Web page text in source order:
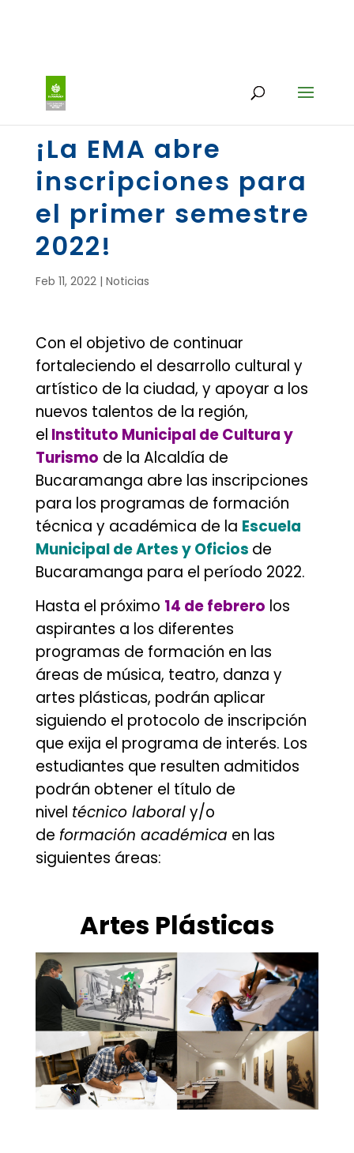
¡La EMA abre
inscripciones para
el primer semestre
2022!
Feb 11, 2022| Noticias
Con el objetivo de continuar
fortaleciendo el desarrollo cultural y
artístico de la ciudad, y apoyar a los
nuevos talentos de la región,
el Instituto Municipal de Cultura y
Turismo de la Alcaldía de
Bucaramanga abre las inscripciones
para los programas de formación
técnica y académica de la Escuela
Municipal de Artes y Oficios de
Bucaramanga para el período 2022.
Hasta el próximo 14 de febrero los
aspirantes a los diferentes
programas de formación en las
áreas de música, teatro, danza y
artes plásticas, podrán aplicar
siguiendo el protocolo de inscripción
que exija el programa de interés. Los
estudiantes que resulten admitidos
podrán obtener el título de
nivel técnico laboraly/o
de formación académica en las
siguientes áreas:
Artes Plásticas